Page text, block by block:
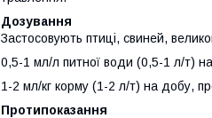
Дозування
Застосовують птиці, свиней,
0,5-1 мл/л питної води (0,5-1 л/т)
1-2 мл/кг корму (1-2 л/т) на добу,
Протипоказання